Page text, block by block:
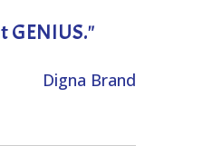
GENIUS."
Digna Brand